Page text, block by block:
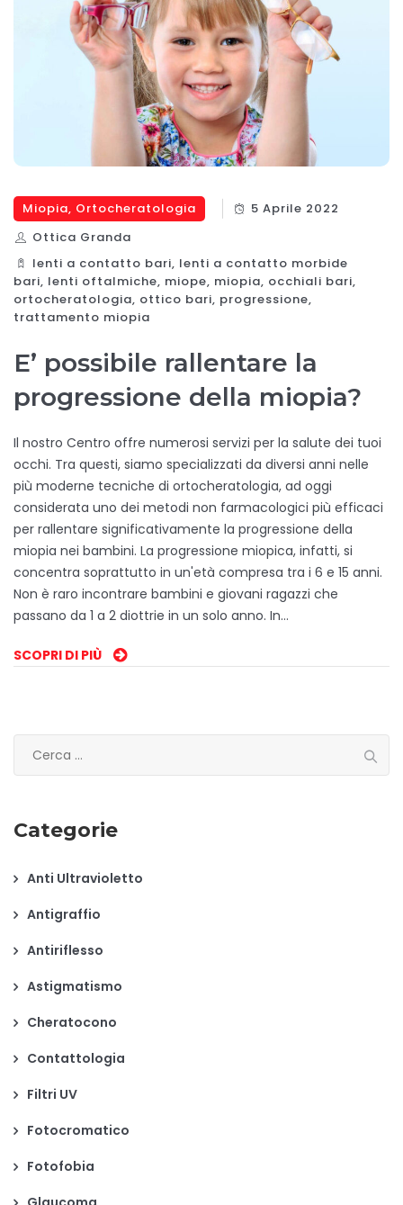
Miopia, Ortocheratologia
5 Aprile 2022
Ottica Granda
lenti a contatto bari, lenti a contatto morbide
bari, lenti oftalmiche, miope, miopia, occhiali bari,
ortocheratologia, ottico bari, progressione,
trattamento miopia
E’ possibile rallentare la
progressione della miopia?
Il nostro Centro offre numerosi servizi per la salute dei tuoi
occhi. Tra questi, siamo specializzati da diversi anni nelle
più moderne tecniche di ortocheratologia, ad oggi
considerata uno dei metodi non farmacologici più efficaci
per rallentare significativamente la progressione della
miopia nei bambini. La progressione miopica, infatti, si
concentra soprattutto in un'età compresa tra i 6 e 15 anni.
Non è raro incontrare bambini e giovani ragazzi che
passano da 1 a 2 diottrie in un solo anno. In…
SCOPRI DI PIÙ
per:
Categorie
Anti Ultravioletto
Antigraffio
Antiriflesso
Astigmatismo
Cheratocono
Contattologia
Filtri UV
Fotocromatico
Fotofobia